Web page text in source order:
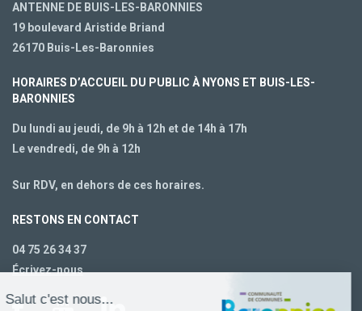
ANTENNE DE BUIS-LES-BARONNIES
19 boulevard Aristide Briand
26170 Buis-Les-Baronnies
HORAIRES D’ACCUEIL DU PUBLIC À NYONS ET BUIS-LES-
BARONNIES
Du lundi au jeudi, de 9h à 12h et de 14h à 17h
Le vendredi, de 9h à 12h
Sur RDV, en dehors de ces horaires.
RESTONS EN CONTACT
04 75 26 34 37
Écrivez-nous